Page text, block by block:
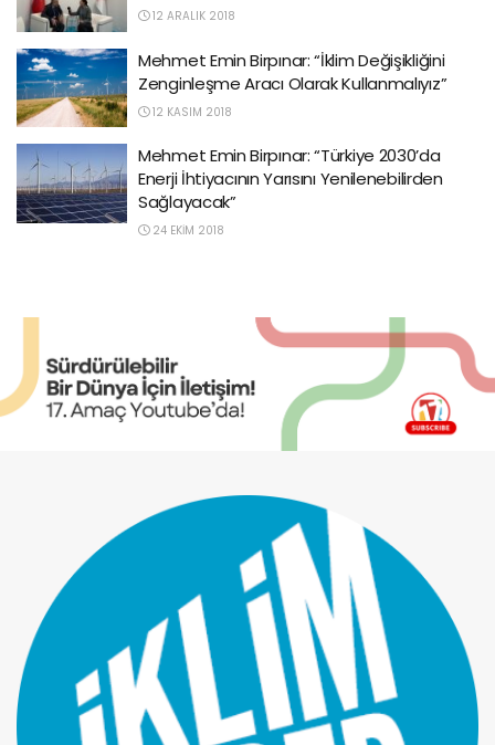
12 ARALIK 2018
Mehmet Emin Birpınar: “İklim Değişikliğini
Zenginleşme Aracı Olarak Kullanmalıyız”
12 KASIM 2018
Mehmet Emin Birpınar: “Türkiye 2030’da
Enerji İhtiyacının Yarısını Yenilenebilirden
Sağlayacak”
24 EKIM 2018